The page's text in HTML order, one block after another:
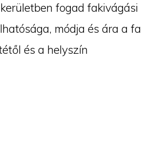
fogad fakivágási
módja és ára a fa
és a helyszín